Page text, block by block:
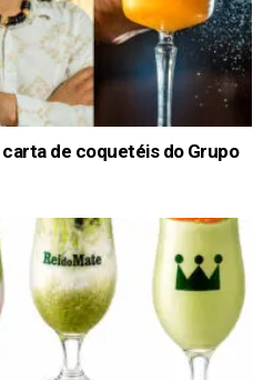
de coquetéis do Grupo